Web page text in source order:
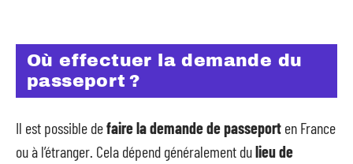
Où effectuer la demande du
passeport ?
Il est possible defaire la demande de passeport en France
ou à l’étranger. Cela dépend généralement dulieu de